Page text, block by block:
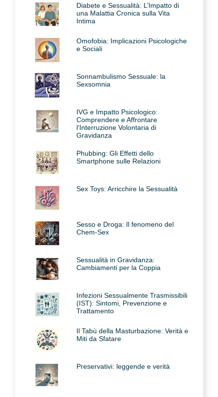
Diabete e Sessualità: L’Impatto di
una Malattia Cronica sulla Vita
Intima
Omofobia: Implicazioni Psicologiche
e Sociali
Sonnambulismo Sessuale: la
Sexsomnia
IVG e Impatto Psicologico:
Comprendere e Affrontare
l'Interruzione Volontaria di
Gravidanza
Phubbing: Gli Effetti dello
Smartphone sulle Relazioni
Sex Toys: Arricchire la Sessualità
Sesso e Droga: Il fenomeno del
Chem-Sex
Sessualità in Gravidanza:
Cambiamenti per la Coppia
Infezioni Sessualmente Trasmissibili
(IST): Sintomi, Prevenzione e
Trattamento
Il Tabù della Masturbazione: Verità e
Miti da Sfatare
Preservativi: leggende e verità